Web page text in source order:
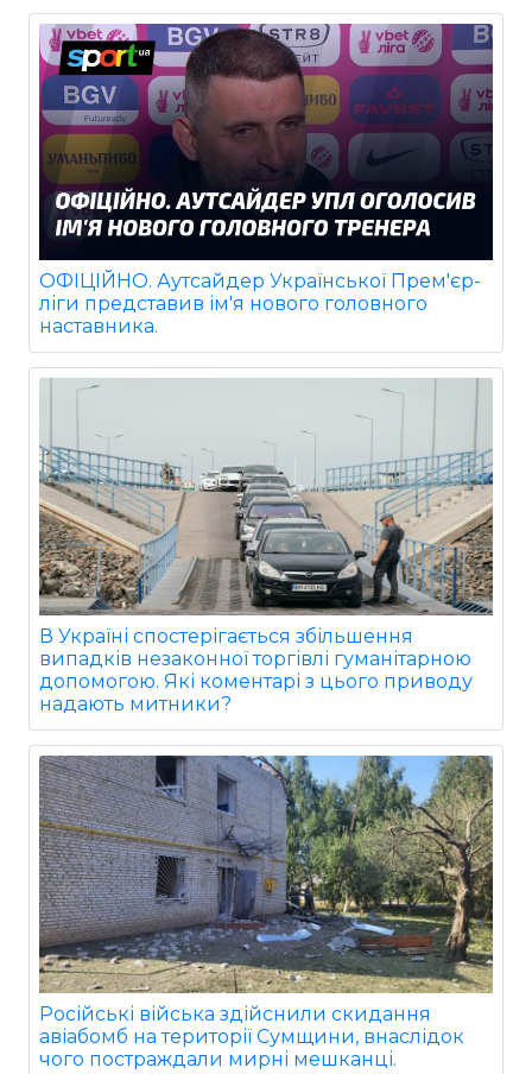
ОФІЦІЙНО. Аутсайдер Української Прем'єр-
ліги представив ім'я нового головного
наставника.
В Україні спостерігається збільшення
випадків незаконної торгівлі гуманітарною
допомогою. Які коментарі з цього приводу
надають митники?
Російські війська здійснили скидання
авіабомб на території Сумщини, внаслідок
чого постраждали мирні мешканці.